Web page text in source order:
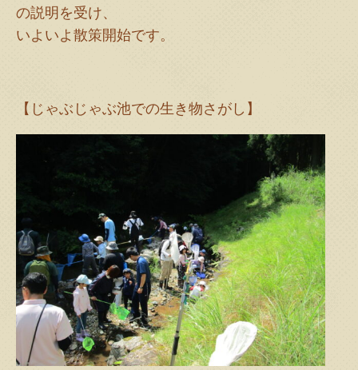
の説明を受け、
いよいよ散策開始です。
【じゃぶじゃぶ池での生き物さがし】